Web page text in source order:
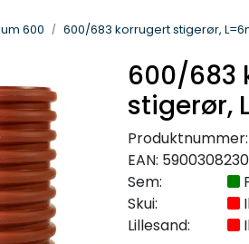
600 600/683 korrugert stigerør,
600/683
stigerør,
Produktnummer:
EAN:
Sem:
Skui:
Lillesand: